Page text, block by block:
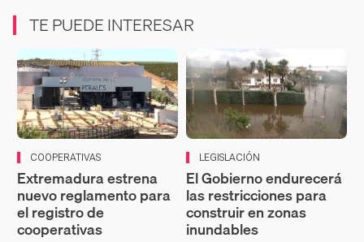
TE PUEDE INTERESAR
COOPERATIVAS
Extremadura estrena
nuevo reglamento para
el registro de
cooperativas
LEGISLACIÓN
El Gobierno endurecerá
las restricciones para
construir en zonas
inundables